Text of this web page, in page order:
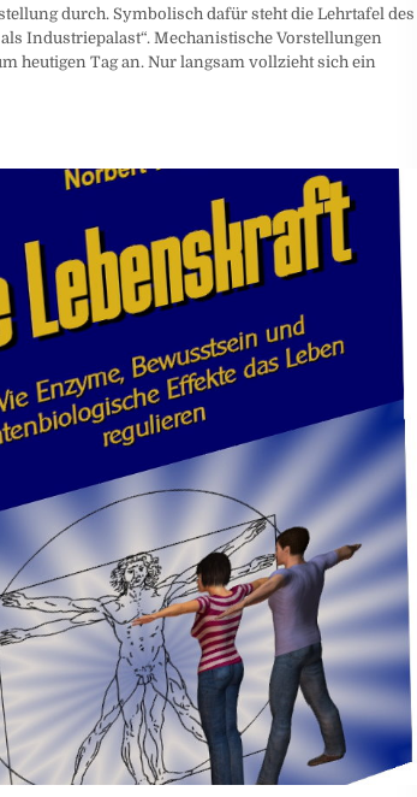
durch. Symbolisch dafür steht die Lehrtafel des
Industriepalast“. Mechanistische Vorstellungen
heutigen Tag an. Nur langsam vollzieht sich ein